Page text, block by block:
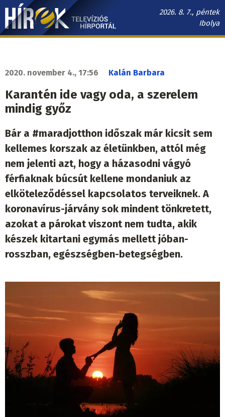
Ugrás
tartalomra
2026. 8. 7., péntek
Ibolya
Hírek.sk
2020. november 4., 17:56 Kalán Barbara
Karantén ide vagy oda, a szerelem
mindig győz
Bár a #maradjotthon időszak már kicsit sem
kellemes korszak az életünkben, attól még
nem jelenti azt, hogy a házasodni vágyó
férfiaknak búcsút kellene mondaniuk az
elköteleződéssel kapcsolatos terveiknek. A
koronavírus-járvány sok mindent tönkretett,
azokat a párokat viszont nem tudta, akik
készek kitartani egymás mellett jóban-
rosszban, egészségben-betegségben.